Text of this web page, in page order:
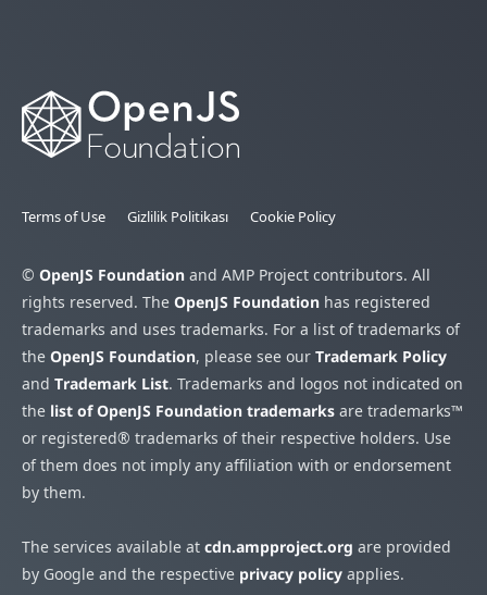
Terms of Use Gizlilik Politikası Cookie Policy
© OpenJS Foundation and AMP Project contributors. All
rights reserved. The OpenJS Foundation has registered
trademarks and uses trademarks. For a list of trademarks of
the OpenJS Foundation, please see our Trademark Policy
and Trademark List. Trademarks and logos not indicated on
the list of OpenJS Foundation trademarks are trademarks™
or registered® trademarks of their respective holders. Use
of them does not imply any affiliation with or endorsement
by them.
The services available at cdn.ampproject.org are provided
by Google and the respective privacy policy applies.